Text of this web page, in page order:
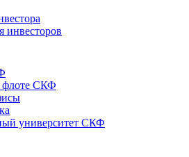
инвесторов
флоте СКФ
университет СКФ